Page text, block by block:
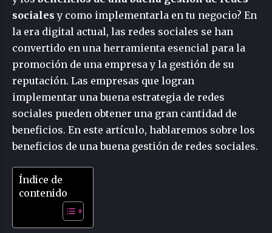
sociales y como implementarla en tu negocio? En
la era digital actual, las redes sociales se han
convertido en una herramienta esencial para la
promoción de una empresa y la gestión de su
reputación. Las empresas que logran
implementar una buena estrategia de redes
sociales pueden obtener una gran cantidad de
beneficios. En este artículo, hablaremos sobre los
beneficios de una buena gestión de redes sociales.
Índice de
contenido